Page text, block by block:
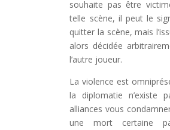
souhaite pas être
telle scène, il peut le
quitter la scène, mais
alors décidée
l’autre joueur.
La violence est
la diplomatie n’existe
alliances vous
une mort certaine